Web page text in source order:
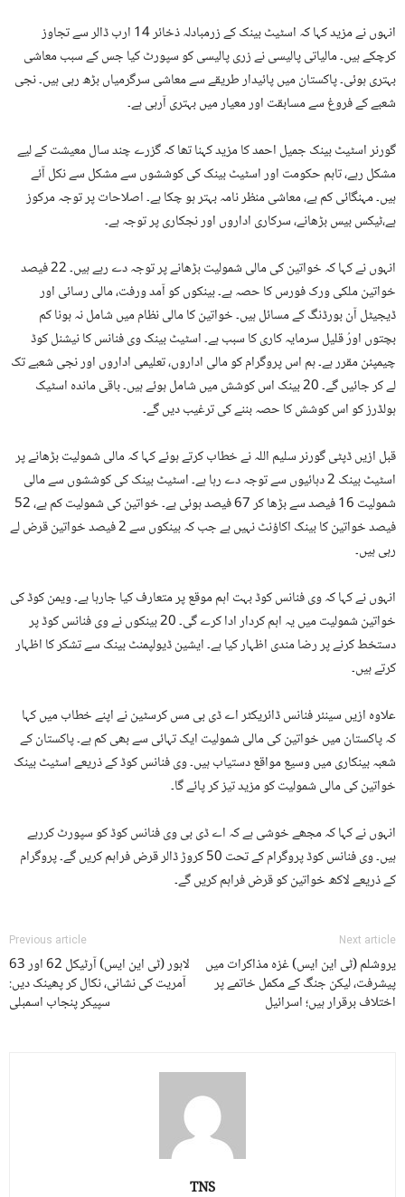
انہوں نے مزید کہا کہ اسٹیٹ بینک کے زرمبادلہ ذخائر 14 ارب ڈالر سے تجاوز
کرچکے ہیں۔ مالیاتی پالیسی نے زری پالیسی کو سپورٹ کیا جس کے سبب معاشی
بہتری ہوئی۔ پاکستان میں پائیدار طریقے سے معاشی سرگرمیاں بڑھ رہی ہیں۔ نجی
شعبے کے فروغ سے مسابقت اور معیار میں بہتری آرہی ہے۔
گورنر اسٹیٹ بینک جمیل احمد کا مزید کہنا تھا کہ گزرے چند سال معیشت کے لیے
مشکل رہے، تاہم حکومت اور اسٹیٹ بینک کی کوششوں سے مشکل سے نکل آئے
ہیں۔ مہنگائی کم ہے، معاشی منظر نامہ بہتر ہو چکا ہے۔ اصلاحات پر توجہ مرکوز
ہے،ٹیکس بیس بڑھانے، سرکاری اداروں اور نجکاری پر توجہ ہے۔
انہوں نے کہا کہ خواتین کی مالی شمولیت بڑھانے پر توجہ دے رہے ہیں۔ 22 فیصد
خواتین ملکی ورک فورس کا حصہ ہے۔ بینکوں کو آمد ورفت، مالی رسائی اور
ڈیجیٹل آن بورڈنگ کے مسائل ہیں۔ خواتین کا مالی نظام میں شامل نہ ہونا کم
بچتوں اورُ قلیل سرمایہ کاری کا سبب ہے۔ اسٹیٹ بینک وی فنانس کا نیشنل کوڈ
چیمپئن مقرر ہے۔ ہم اس پروگرام کو مالی اداروں، تعلیمی اداروں اور نجی شعبے تک
لے کر جائیں گے۔ 20 بینک اس کوشش میں شامل ہوئے ہیں۔ باقی ماندہ اسٹیک
ہولڈرز کو اس کوشش کا حصہ بننے کی ترغیب دیں گے۔
قبل ازیں ڈپٹی گورنر سلیم اللہ نے خطاب کرتے ہوئے کہا کہ مالی شمولیت بڑھانے پر
اسٹیٹ بینک 2 دہائیوں سے توجہ دے رہا ہے۔ اسٹیٹ بینک کی کوششوں سے مالی
شمولیت 16 فیصد سے بڑھا کر 67 فیصد ہوئی ہے۔ خواتین کی شمولیت کم ہے، 52
فیصد خواتین کا بینک اکاؤنٹ نہیں ہے جب کہ بینکوں سے 2 فیصد خواتین قرض لے
رہی ہیں۔
انہوں نے کہا کہ وی فنانس کوڈ بہت اہم موقع پر متعارف کیا جارہا ہے۔ ویمن کوڈ کی
خواتین شمولیت میں یہ اہم کردار ادا کرے گی۔ 20 بینکوں نے وی فنانس کوڈ پر
دستخط کرنے پر رضا مندی اظہار کیا ہے۔ ایشین ڈیولپمنٹ بینک سے تشکر کا اظہار
کرتے ہیں۔
علاوہ ازیں سینئر فنانس ڈائریکٹر اے ڈی بی مس کرسٹین نے اپنے خطاب میں کہا
کہ پاکستان میں خواتین کی مالی شمولیت ایک تہائی سے بھی کم ہے۔ پاکستان کے
شعبہ بینکاری میں وسیع مواقع دستیاب ہیں۔ وی فنانس کوڈ کے ذریعے اسٹیٹ بینک
خواتین کی مالی شمولیت کو مزید تیز کر پائے گا۔
انہوں نے کہا کہ مجھے خوشی ہے کہ اے ڈی بی وی فنانس کوڈ کو سپورٹ کررہے
ہیں۔ وی فنانس کوڈ پروگرام کے تحت 50 کروڑ ڈالر قرض فراہم کریں گے۔ پروگرام
کے ذریعے لاکھ خواتین کو قرض فراہم کریں گے۔
Previous article
لاہور (ٹی این ایس) آرٹیکل 62 اور 63
آمریت کی نشانی، نکال کر پھینک دیں:
سپیکر پنجاب اسمبلی
Next article
یروشلم (ٹی این ایس) غزہ مذاکرات میں
پیشرفت، لیکن جنگ کے مکمل خاتمے پر
اختلاف برقرار ہیں؛ اسرائیل
TNS